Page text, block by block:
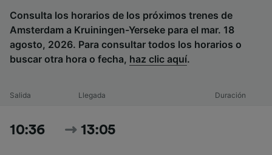
Consulta los horarios de los próximos trenes de
Amsterdam a Kruiningen-Yerseke para el mar. 18
agosto, 2026. Para consultar todos los horarios o
buscar otra hora o fecha, haz clic aquí.
Salida Llegada Duración
10:36 13:05